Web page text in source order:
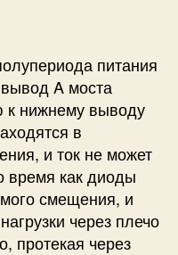
питания
A моста
к нижнему выводу
в
и ток не может
время как диоды
смещения, и
через плечо
протекая через